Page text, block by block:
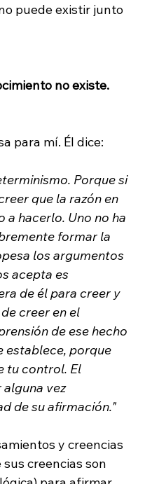
puede existir junto
no existe.
Porque si
que la razón en
hacerlo. Uno no ha
formar la
los argumentos
acepta es
de él para creer y
creer en el
de ese hecho
establece, porque
tu control. El
vez
de su afirmación."
y creencias
creencias son